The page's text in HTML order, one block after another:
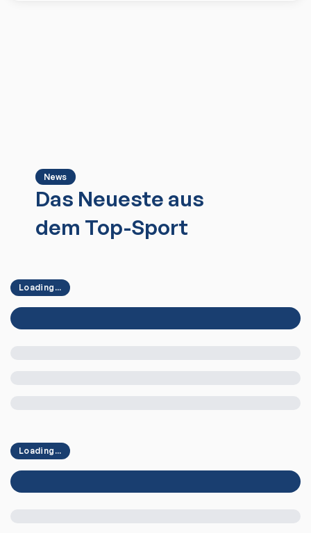
News
Das Neueste aus
dem Top-Sport
Loading...
Loading...